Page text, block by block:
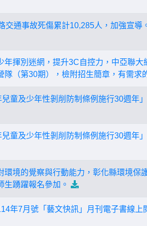
交通事故死傷累計10,285人，加強宣導
年揮別迷網，提升3C自控力，中亞聯
隊（第30期），檢附招生簡章，有需求
童及少年性剝削防制條例施行30週年
童及少年性剝削防制條例施行30週年
環境的覺察與行動能力，彰化縣環境
生踴躍報名參加。
年7月號「藝文快訊」月刊電子書線上